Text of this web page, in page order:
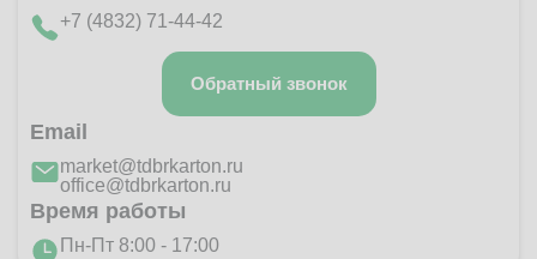
+7 (4832) 71-44-42
Обратный звонок
Email
market@tdbrkarton.ru
office@tdbrkarton.ru
Время работы
Пн-Пт 8:00 - 17:00